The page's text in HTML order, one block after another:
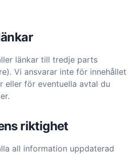
länkar till tredje parts
Vi ansvarar inte för innehållet
eller för eventuella avtal du
riktighet
all information uppdaterad